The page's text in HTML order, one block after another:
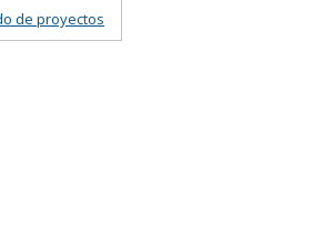
de proyectos